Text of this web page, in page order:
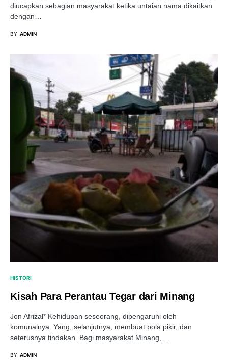
diucapkan sebagian masyarakat ketika untaian nama dikaitkan
dengan…
BY ADMIN
HISTORI
Kisah Para Perantau Tegar dari Minang
Jon Afrizal* Kehidupan seseorang, dipengaruhi oleh
komunalnya. Yang, selanjutnya, membuat pola pikir, dan
seterusnya tindakan. Bagi masyarakat Minang,…
BY ADMIN